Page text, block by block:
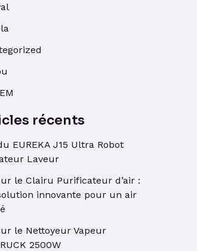
récents
EUREKA J15 Ultra Robot
Laveur
le Clairu Purificateur d’air :
innovante pour un air
le Nettoyeur Vapeur
2500W